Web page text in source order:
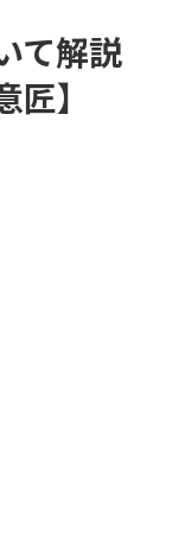
て解説
】